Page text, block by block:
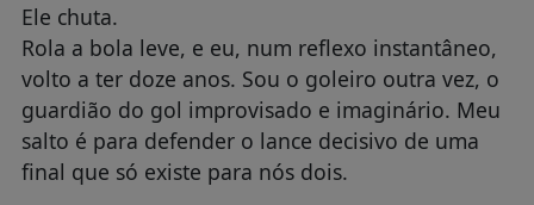
Ele chuta.
Rola a bola leve, e eu, num reflexo instantâneo,
volto a ter doze anos. Sou o goleiro outra vez, o
guardião do gol improvisado e imaginário. Meu
salto é para defender o lance decisivo de uma
final que só existe para nós dois.